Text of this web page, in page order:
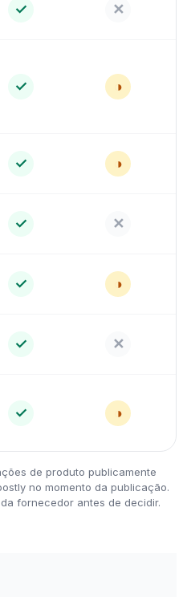
✓ ✕
✓ ◑
✓ ◑
✓ ✕
✓ ◑
✓ ✕
✓ ◑
de produto publicamente
no momento da publicação.
fornecedor antes de decidir.